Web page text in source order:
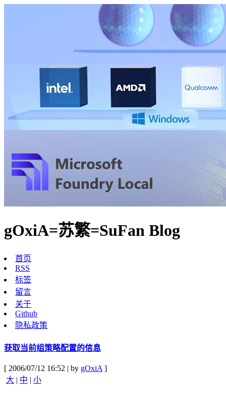
gOxiA=苏繁=SuFan Blog
首页
RSS
标签
留言
关于
Github
隐私政策
获取当前组策略配置的信息
[ 2006/07/12 16:52 | by gOxiA]
大 | 中 | 小